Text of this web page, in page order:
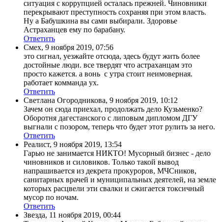
ситуация с коррупцией осталась прежней. Чиновники
перекрывают преступность сохраняя при этом власть.
Ну а Бабушкина вы сами выбирали. Здоровье
Астраханцев ему по барабану.
Ответить
Смех, 9 ноября 2019, 07:56
это сигнал, уезжайте отсюда, здесь будут жить более
достойные люди. все твердят что астраханцам это
просто кажется. а вонь с утра стоит неимоверная.
работает комманда ух.
Ответить
Светлана Огородникова, 9 ноября 2019, 10:12
Зачем он сюда приехал, продолжать дело Кузьменко?
Оборотня дагестанского с липовым дипломом ДГУ
выгнали с позором, теперь что будет этот рулить за него.
Ответить
Реалист, 9 ноября 2019, 13:54
Гарью не занимается НИКТО! Мусорный бизнес - дело
чиновников и силовиков. Только такой вывод
напрашивается из декрета прокуроров, МЧСников,
санитарных врачей и муниципальных деятелей, на земле
которых расцвели эти свалки и сжигается токсичный
мусор по ночам.
Ответить
Звезда, 11 ноября 2019, 00:44